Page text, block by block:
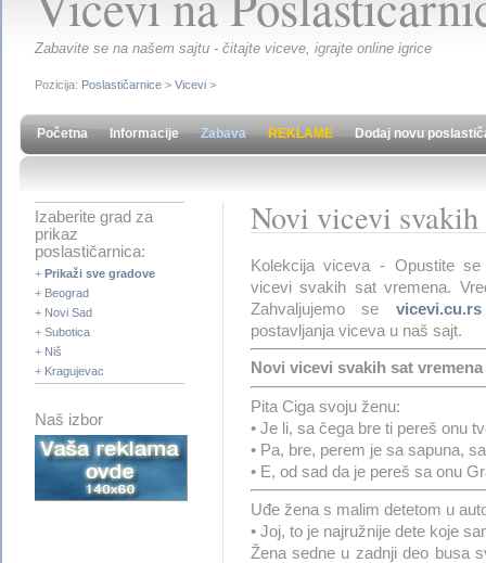
Zabavite se na našem sajtu - čitajte viceve, igrajte online igrice
Pozicija: Poslastičarnice > Vicevi >
Početna Informacije Zabava REKLAME Dodaj novu
Izaberite grad za
prikaz
poslastičarnica:
+ Prikaži sve gradove
+ Beograd
+ Novi Sad
+ Subotica
+ Niš
+ Kragujevac
Naš izbor
Novi vicevi svakih
Kolekcija viceva - Opustite
vicevi svakih sat vremena.
Zahvaljujemo se vicevi.cu.rs
postavljanja viceva u naš sajt.
Novi vicevi svakih sat
Pita Ciga svoju ženu:
• Je li, sa čega bre ti pereš onu
• Pa, bre, perem je sa sapuna,
• E, od sad da je pereš sa onu
Uđe žena s malim detetom u
• Joj, to je najružnije dete koje
Žena sedne u zadnji deo busa